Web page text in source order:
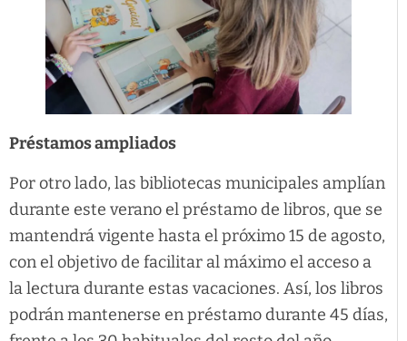
Préstamos ampliados
Por otro lado, las bibliotecas municipales amplían
durante este verano el préstamo de libros, que se
mantendrá vigente hasta el próximo 15 de agosto,
con el objetivo de facilitar al máximo el acceso a
la lectura durante estas vacaciones. Así, los libros
podrán mantenerse en préstamo durante 45 días,